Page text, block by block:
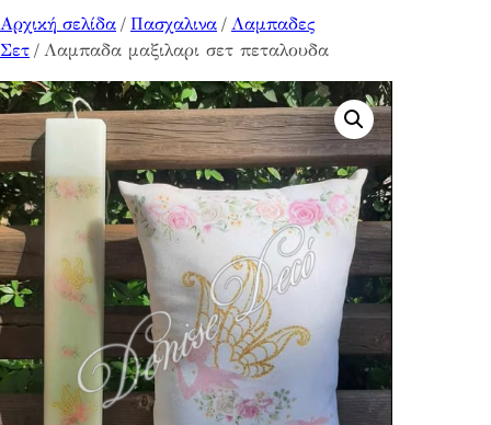
Αρχική σελίδα / Πασχαλινα / Λαμπαδες
Σετ / Λαμπαδα μαξιλαρι σετ πεταλουδα